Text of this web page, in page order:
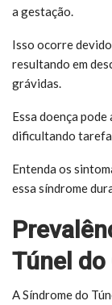
a gestação.
Isso ocorre
resultando em
grávidas.
Essa doença
dificultando
Entenda os
essa síndrome
Túnel
A Síndrome do